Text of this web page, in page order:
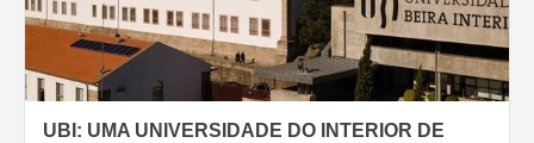
UBI: UMA UNIVERSIDADE DO INTERIOR DE